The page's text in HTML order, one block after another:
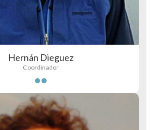
Hernán Dieguez
Coordinador